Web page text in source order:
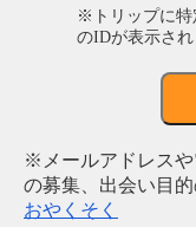
※トリップに特
のIDが表示され
※メールアドレス
の募集、出会い目
おやくそく